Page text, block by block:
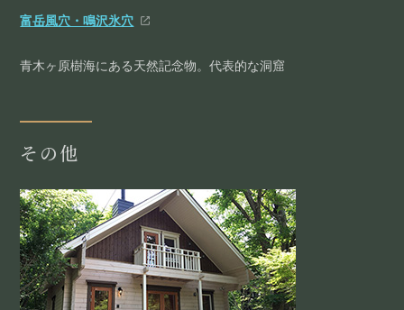
富岳風穴・鳴沢氷穴
青木ヶ原樹海にある天然記念物。代表的な洞窟
その他